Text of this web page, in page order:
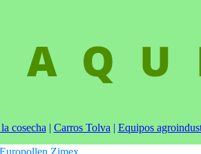
cosecha | Carros Tolva | Equipos